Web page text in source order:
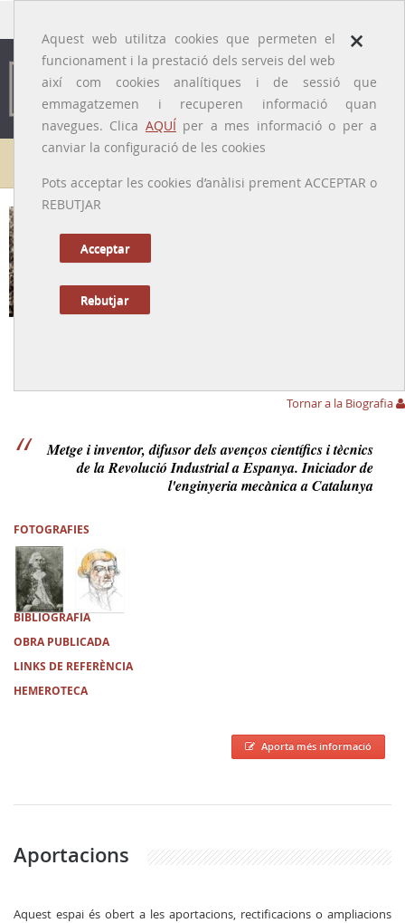
×
Aquest web utilitza cookies que permeten el
funcionament i la prestació dels serveis del web
així com cookies analítiques i de sessió que
emmagatzemen i recuperen informació quan
navegues. Clica AQUÍper a mes informació o per a
canviar la configuració de les cookies
Pots acceptar les cookies d’anàlisi prement ACCEPTAR o
REBUTJAR
Acceptar
Rebutjar
Galeria de metges
Tornar a la Biografia
Metge i inventor, difusor dels avenços científics i tècnics
de la Revolució Industrial a Espanya. Iniciador de
l'enginyeria mecànica a Catalunya
FOTOGRAFIES
BIBLIOGRAFIA
OBRA PUBLICADA
LINKS DE REFERÈNCIA
HEMEROTECA
Aporta més informació
Aportacions
Aquest espai és obert a les aportacions, rectificacions o ampliacions